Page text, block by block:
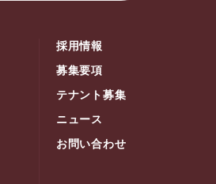
採用情報
募集要項
テナント募集
ニュース
お問い合わせ